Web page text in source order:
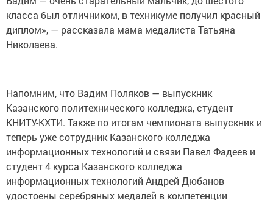
сборной России 5625 баллов, студенты репетировали
кричалки, а родители юных профессионалов с
гордостью рассказывали об успехах своих детей.
Родители золотого медалиста в компетенции
Кайбицкого района, чтобы встретить сына.
«Мы смотрели всей семьей чемпионат по телевизору.
Когда узнали о победе, то буквально запрыгали от
радости. Конечно, мы надеялись на призовое место.
Вадим — очень старательный мальчик, до шестого
класса был отличником, в техникуме получил красный
диплом», — рассказала мама медалиста Татьяна